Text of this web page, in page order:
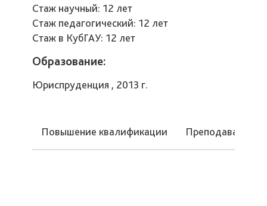
Стаж научный: 12 лет
Стаж педагогический: 12 лет
Стаж в КубГАУ: 12 лет
Образование:
Юриспруденция , 2013 г.
Повышение квалификации Преподаваемые